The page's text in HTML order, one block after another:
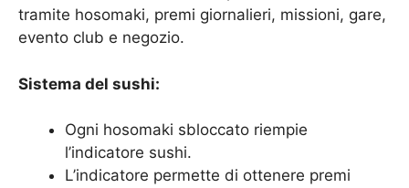
tramite hosomaki, premi giornalieri, missioni, gare,
evento club e negozio.
Sistema del sushi:
Ogni hosomaki sbloccato riempie
l’indicatore sushi.
L’indicatore permette di ottenere premi